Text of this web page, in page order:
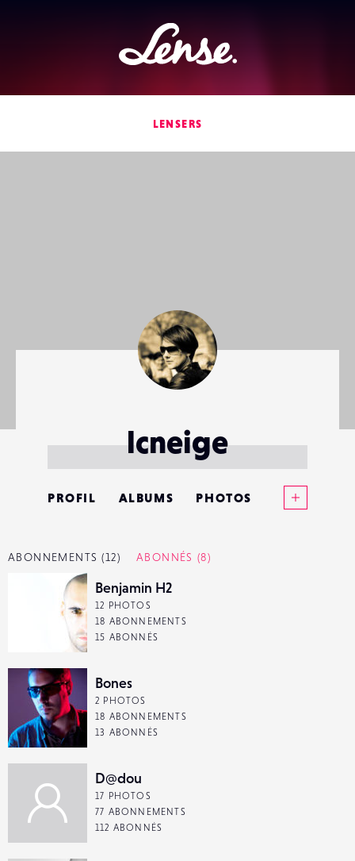
Lense
LENSERS
lcneige
PROFIL ALBUMS PHOTOS
ABONNEMENTS (12) ABONNÉS (8)
Benjamin H2
12 PHOTOS
18 ABONNEMENTS
15 ABONNÉS
Bones
2 PHOTOS
18 ABONNEMENTS
13 ABONNÉS
D@dou
17 PHOTOS
77 ABONNEMENTS
112 ABONNÉS